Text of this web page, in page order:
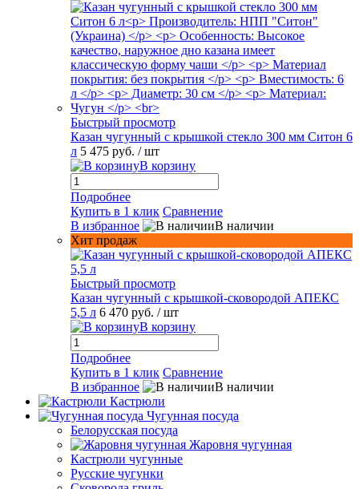
Быстрый просмотр
Казан чугунный с крышкой стекло 300 мм Ситон 6
л 5 475 руб. / шт
В корзину
Подробнее
Купить в 1 клик Сравнение
В избранное
В наличии
Хит продаж
Быстрый просмотр
Казан чугунный с крышкой-сковородой АПЕКС
5,5 л 6 470 руб. / шт
В корзину
Подробнее
Купить в 1 клик Сравнение
В избранное
В наличии
Кастрюли
Чугунная посуда
Белорусская посуда
Жаровня чугунная
Кастрюли чугунные
Русские чугунки